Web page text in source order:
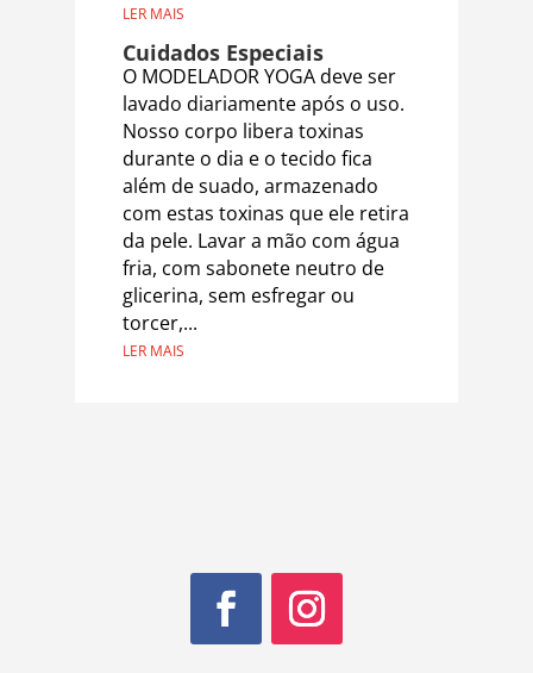
LER MAIS
Cuidados Especiais
O MODELADOR YOGA deve ser
lavado diariamente após o uso.
Nosso corpo libera toxinas
durante o dia e o tecido fica
além de suado, armazenado
com estas toxinas que ele retira
da pele. Lavar a mão com água
fria, com sabonete neutro de
glicerina, sem esfregar ou
torcer,...
LER MAIS